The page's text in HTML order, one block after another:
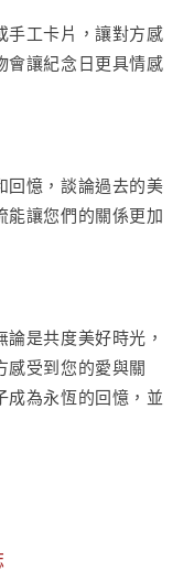
手工卡片，讓對方感
會讓紀念日更具情感
回憶，談論過去的美
能讓您們的關係更加
是共度美好時光，
感受到您的愛與關
成為永恆的回憶，並